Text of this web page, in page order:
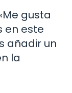
gusta
en este
añadir un
la